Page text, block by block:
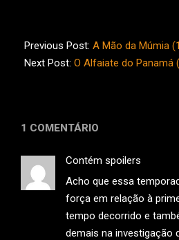
06-
15
Previous Post: A Mão da Múmia
Next Post: O Alfaiate do Panamá
1 COMENTÁRIO
Contém spoilers
Acho que essa
força em relação à
tempo decorrido e
demais na investigação